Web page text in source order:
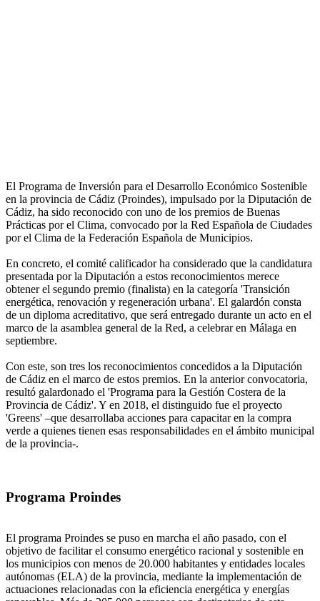
El Programa de Inversión para el Desarrollo Económico Sostenible
en la provincia de Cádiz (Proindes), impulsado por la Diputación de
Cádiz, ha sido reconocido con uno de los premios de Buenas
Prácticas por el Clima, convocado por la Red Española de Ciudades
por el Clima de la Federación Española de Municipios.
En concreto, el comité calificador ha considerado que la candidatura
presentada por la Diputación a estos reconocimientos merece
obtener el segundo premio (finalista) en la categoría 'Transición
energética, renovación y regeneración urbana'. El galardón consta
de un diploma acreditativo, que será entregado durante un acto en el
marco de la asamblea general de la Red, a celebrar en Málaga en
septiembre.
Con este, son tres los reconocimientos concedidos a la Diputación
de Cádiz en el marco de estos premios. En la anterior convocatoria,
resultó galardonado el 'Programa para la Gestión Costera de la
Provincia de Cádiz'. Y en 2018, el distinguido fue el proyecto
'Greens' –que desarrollaba acciones para capacitar en la compra
verde a quienes tienen esas responsabilidades en el ámbito municipal
de la provincia-.
Programa Proindes
El programa Proindes se puso en marcha el año pasado, con el
objetivo de facilitar el consumo energético racional y sostenible en
los municipios con menos de 20.000 habitantes y entidades locales
autónomas (ELA) de la provincia, mediante la implementación de
actuaciones relacionadas con la eficiencia energética y energías